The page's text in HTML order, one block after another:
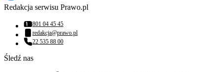
Redakcja serwisu Prawo.pl
Numer telefonu:
801 04 45 45
Adres email:
redakcja@prawo.pl
Numer telefonu:
22 535 88 00
Śledź nas